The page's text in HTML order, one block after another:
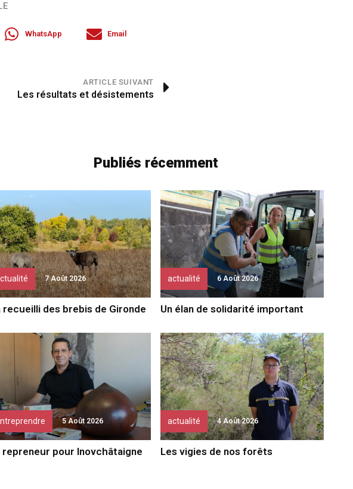
WhatsApp Email
ARTICLE SUIVANT
Les résultats et désistements
Publiés récemment
7 Août 2026
recueilli des brebis de Gironde
actualité 6 Août 2026
Un élan de solidarité important
5 Août 2026
repreneur pour Inovchâtaigne
actualité 4 Août 2026
Les vigies de nos forêts